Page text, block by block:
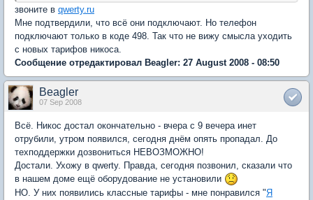
звоните в qwerty.ru
Мне подтвердили, что всё они подключают. Но телефон
подключают только в коде 498. Так что не вижу смысла уходить
с новых тарифов никоса.
Сообщение отредактировал Beagler: 27 August 2008 - 08:50
Beagler
07 Sep 2008
Всё. Никос достал окончательно - вчера с 9 вечера инет
отрубили, утром появился, сегодня днём опять пропадал. До
техподдержки дозвониться НЕВОЗМОЖНО!
Достали. Ухожу в qwerty. Правда, сегодня позвонил, сказали что
в нашем доме ещё оборудование не установили
НО. У них появились классные тарифы - мне понравился "Я